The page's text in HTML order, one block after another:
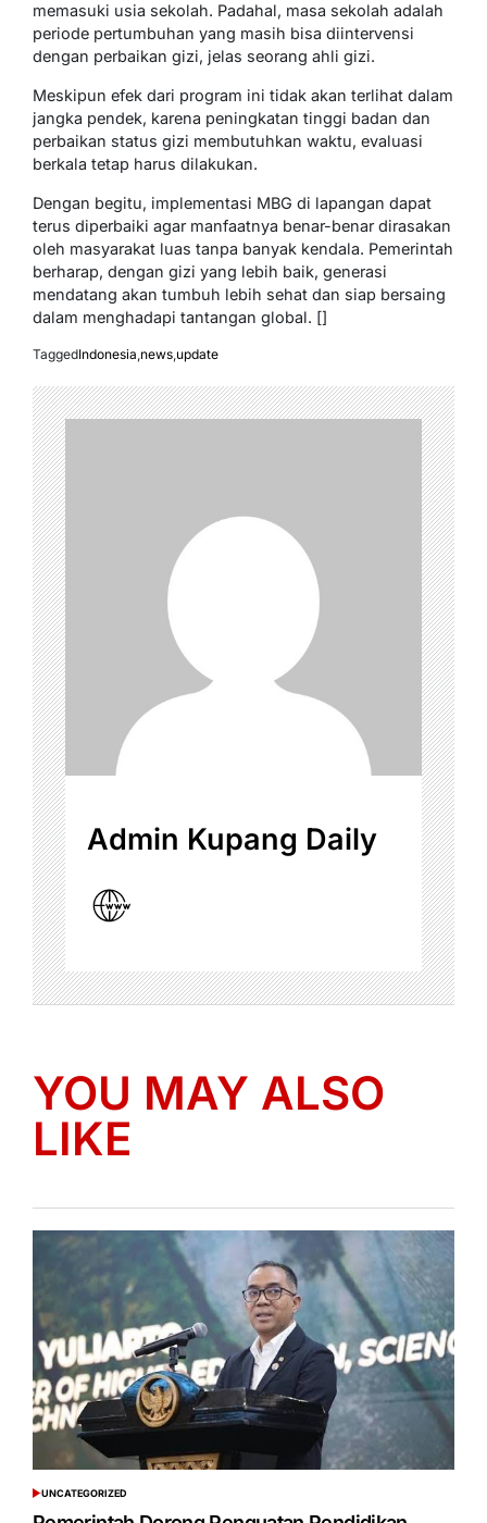
memasuki usia sekolah. Padahal, masa sekolah adalah
periode pertumbuhan yang masih bisa diintervensi
dengan perbaikan gizi, jelas seorang ahli gizi.
Meskipun efek dari program ini tidak akan terlihat dalam
jangka pendek, karena peningkatan tinggi badan dan
perbaikan status gizi membutuhkan waktu, evaluasi
berkala tetap harus dilakukan.
Dengan begitu, implementasi MBG di lapangan dapat
terus diperbaiki agar manfaatnya benar-benar dirasakan
oleh masyarakat luas tanpa banyak kendala. Pemerintah
berharap, dengan gizi yang lebih baik, generasi
mendatang akan tumbuh lebih sehat dan siap bersaing
dalam menghadapi tantangan global. []
TaggedIndonesia,news,update
Admin Kupang Daily
YOU MAY ALSO
LIKE
POSTED
IN
UNCATEGORIZED